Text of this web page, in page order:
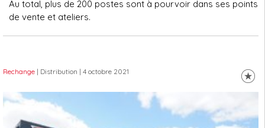
Au total, plus de 200 postes sont à pourvoir dans ses points
de vente et ateliers.
Rechange | Distribution | 4 octobre 2021